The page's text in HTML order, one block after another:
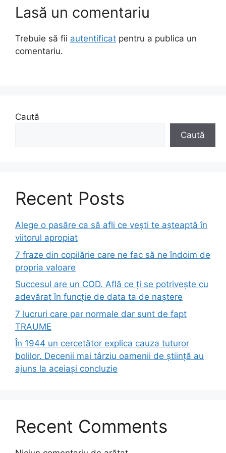
Lasă un comentariu
Trebuie să fii autentificat pentru a publica un
comentariu.
Caută
Caută
Recent Posts
Alege o pasăre ca să afli ce vești te așteaptă în
viitorul apropiat
7 fraze din copilărie care ne fac să ne îndoim de
propria valoare
Succesul are un COD. Află ce ți se potrivește cu
adevărat în funcție de data ta de naștere
7 lucruri care par normale dar sunt de fapt
TRAUME
În 1944 un cercetător explica cauza tuturor
bolilor. Decenii mai târziu oamenii de știință au
ajuns la aceiași concluzie
Recent Comments